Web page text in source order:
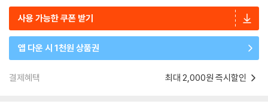
사용 가능한 쿠폰 받기
앱 다운 시 1천원 상품권
결제혜택 최대 2,000원 즉시할인